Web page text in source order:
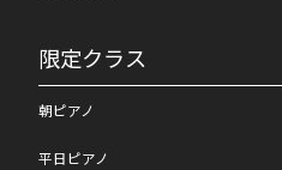
限定クラス
朝ピアノ
平日ピアノ